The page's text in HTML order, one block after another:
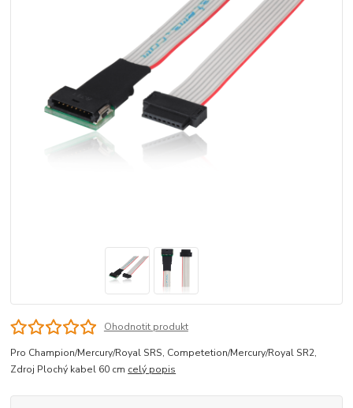
Ohodnotit produkt
Pro Champion/Mercury/Royal SRS, Competetion/Mercury/Royal SR2,
Zdroj Plochý kabel 60 cm celý popis